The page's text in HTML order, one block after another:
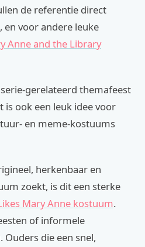
de referentie direct
en voor andere leuke
Anne and the Library
gerelateerd themafeest
is ook een leuk idee voor
en meme-kostuums
herkenbaar en
zoekt, is dit een sterke
Mary Anne kostuum.
of informele
Ouders die een snel,